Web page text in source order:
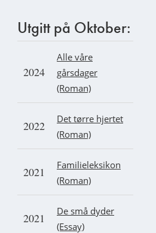
Utgitt på Oktober:
2024
Alle våre
gårsdager
(Roman)
2022
Det tørre hjertet
(Roman)
2021
Familieleksikon
(Roman)
2021
De små dyder
(Essay)